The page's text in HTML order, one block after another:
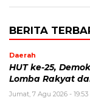
BERITA
Daerah
HUT ke-25,
Lomba Rakyat
Jumat, 7 Agu 2026 -